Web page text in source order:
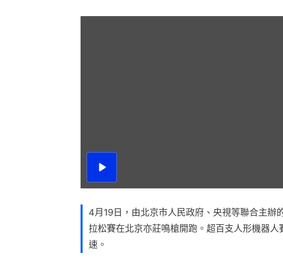
播
4月19日，由北京市人民政府、央視等聯合主辦
拉松賽在北京亦莊鳴槍開跑。超百支人形機器
速。